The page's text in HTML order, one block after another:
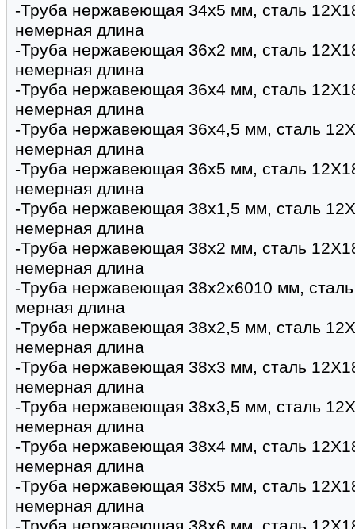
-Труба нержавеющая 34х5 мм, сталь
немерная длина
-Труба нержавеющая 36х2 мм, сталь
немерная длина
-Труба нержавеющая 36х4 мм, сталь
немерная длина
-Труба нержавеющая 36х4,5 мм, сталь
немерная длина
-Труба нержавеющая 36х5 мм, сталь
немерная длина
-Труба нержавеющая 38х1,5 мм, сталь
немерная длина
-Труба нержавеющая 38х2 мм, сталь
немерная длина
-Труба нержавеющая 38х2х6010 мм,
мерная длина
-Труба нержавеющая 38х2,5 мм, сталь
немерная длина
-Труба нержавеющая 38х3 мм, сталь
немерная длина
-Труба нержавеющая 38х3,5 мм, сталь
немерная длина
-Труба нержавеющая 38х4 мм, сталь
немерная длина
-Труба нержавеющая 38х5 мм, сталь
немерная длина